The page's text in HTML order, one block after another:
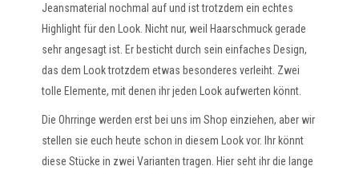
Jeansmaterial nochmal auf und ist trotzdem ein echtes
Highlight für den Look. Nicht nur, weil Haarschmuck gerade
sehr angesagt ist. Er besticht durch sein einfaches Design,
das dem Look trotzdem etwas besonderes verleiht. Zwei
tolle Elemente, mit denen ihr jeden Look aufwerten könnt.
Die Ohrringe werden erst bei uns im Shop einziehen, aber wir
stellen sie euch heute schon in diesem Look vor. Ihr könnt
diese Stücke in zwei Varianten tragen. Hier seht ihr die lange